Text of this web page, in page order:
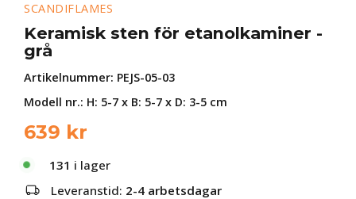
SCANDIFLAMES
Keramisk sten för etanolkaminer -
grå
Artikelnummer: PEJS-05-03
Modell nr.: H: 5-7 x B: 5-7 x D: 3-5 cm
639 kr
131 i lager
Leveranstid: 2-4 arbetsdagar